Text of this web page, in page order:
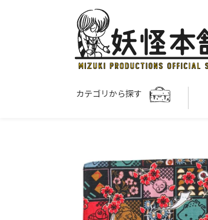
カテゴリから探す